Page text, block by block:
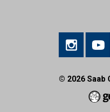
© 2026Saab